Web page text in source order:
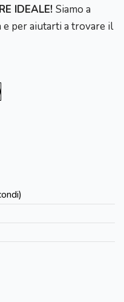
IDEALE! Siamo a
per aiutarti a trovare il